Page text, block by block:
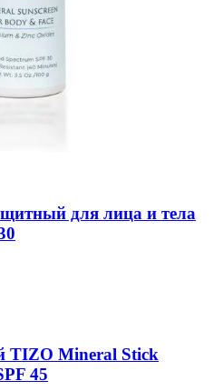
для лица и тела
TIZO Mineral Stick
45